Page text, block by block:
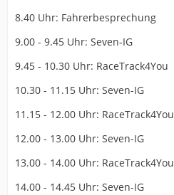
8.40 Uhr: Fahrerbesprechung
9.00 - 9.45 Uhr: Seven-IG
9.45 - 10.30 Uhr: RaceTrack4You
10.30 - 11.15 Uhr: Seven-IG
11.15 - 12.00 Uhr: RaceTrack4You
12.00 - 13.00 Uhr: Seven-IG
13.00 - 14.00 Uhr: RaceTrack4You
14.00 - 14.45 Uhr: Seven-IG